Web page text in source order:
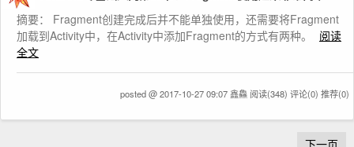
摘要： Fragment创建完成后并不能单独使用，还需要将Fragment
加载到Activity中，在Activity中添加Fragment的方式有两种。
阅读
全文
posted @ 2017-10-27 09:07 鑫鱻 阅读(348) 评论(0) 推荐(0)